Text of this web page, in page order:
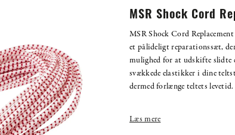
MSR Shock Cord
MSR Shock Cord
et pålideligt reparationssæt,
mulighed for at udskifte slidte
svækkede elastikker i dine
dermed forlænge teltets levetid.
Læs mere